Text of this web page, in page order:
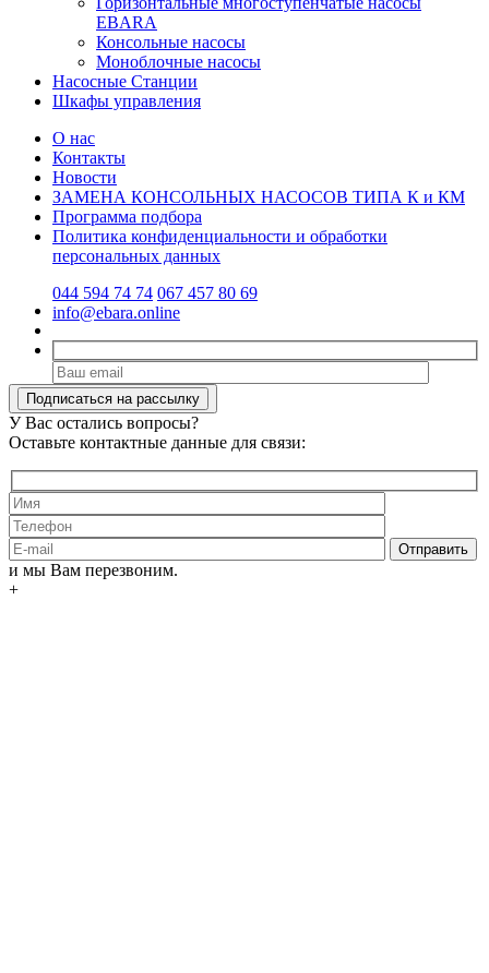
EBARA
Консольные насосы
Моноблочные насосы
Насосные Станции
Шкафы управления
О нас
Контакты
Новости
ЗАМЕНА КОНСОЛЬНЫХ НАСОСОВ ТИПА К и КМ
Программа подбора
Политика конфиденциальности и обработки
персональных данных
044 594 74 74 067 457 80 69
info@ebara.online
У Вас остались вопросы?
Оставьте контактные данные для связи:
и мы Вам перезвоним.
+